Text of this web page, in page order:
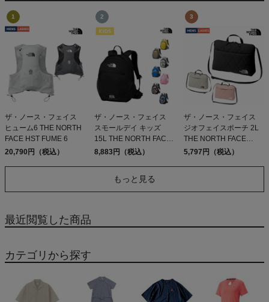
ザ・ノース・フェイス
ヒューム6 THE NORTH
FACE HST FUME 6
20,790円（税込）
ザ・ノース・フェイス
スモールデイ キッズ
15L THE NORTH FACE
Small Day
8,883円（税込）
ザ・ノース・フェイス
ジオフェイスポーチ 2L
THE NORTH FACE
Geoface Pouch
5,797円（税込）
もっと見る
最近閲覧した商品
カテゴリから探す